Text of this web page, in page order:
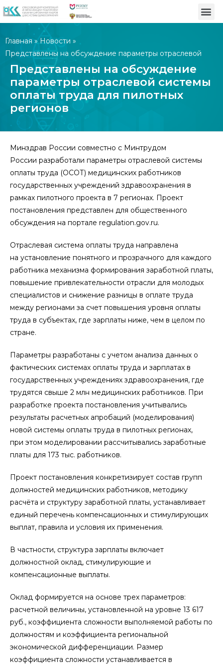
Главная »Новости »
Представлены на обсуждение параметры отраслевой
системы оплаты труда для пилотных регионов
Представлены на обсуждение
параметры отраслевой системы
оплаты труда для пилотных
регионов
Минздрав России совместно с Минтрудом
России разработали параметры отраслевой системы
оплаты труда (ОСОТ) медицинских работников
государственных учреждений здравоохранения в
рамках пилотного проекта в 7 регионах. Проект
постановления представлен для общественного
обсуждения на портале regulation.gov.ru.
Отраслевая система оплаты труда направлена
на установление понятного и прозрачного для каждого
работника механизма формирования заработной платы,
повышение привлекательности отрасли для молодых
специалистов и снижение разницы в оплате труда
между регионами за счет повышения уровня оплаты
труда в субъектах, где зарплаты ниже, чем в целом по
стране.
Параметры разработаны с учетом анализа данных о
фактических системах оплаты труда и зарплатах в
государственных учреждениях здравоохранения, где
трудятся свыше 2 млн медицинских работников. При
разработке проекта постановления учитывались
результаты расчетных апробаций (моделирования)
новой системы оплаты труда в пилотных регионах,
при этом моделировании рассчитывались заработные
платы для 173 тыс. работников.
Проект постановления конкретизирует состав групп
должностей медицинских работников, методику
расчёта и структуру заработной платы, устанавливает
единый перечень компенсационных и стимулирующих
выплат, правила и условия их применения.
В частности, структура зарплаты включает
должностной оклад, стимулирующие и
компенсационные выплаты.
Оклад формируется на основе трех параметров:
расчетной величины, установленной на уровне 13 617
руб., коэффициента сложности выполняемой работы по
должностям и коэффициента региональной
экономической дифференциации. Размер
коэффициента сложности устанавливается в